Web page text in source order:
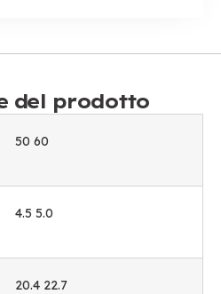
del prodotto
50 60
4.5 5.0
20.4 22.7